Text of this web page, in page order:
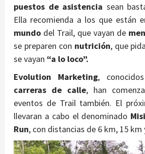
puestos de asistencia sean
Ella recomienda a los que están
mundo del Trail, que vayan de
se preparen con nutrición, que
se vayan “a lo loco”.
Evolution Marketing,
carreras de calle, han
eventos de Trail también. El
llevaran a cabo el denominado
Run, con distancias de 6 km, 15 km